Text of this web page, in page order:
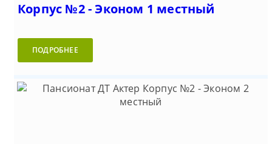
Корпус №2 - Эконом 1 местный
ПОДРОБНЕЕ